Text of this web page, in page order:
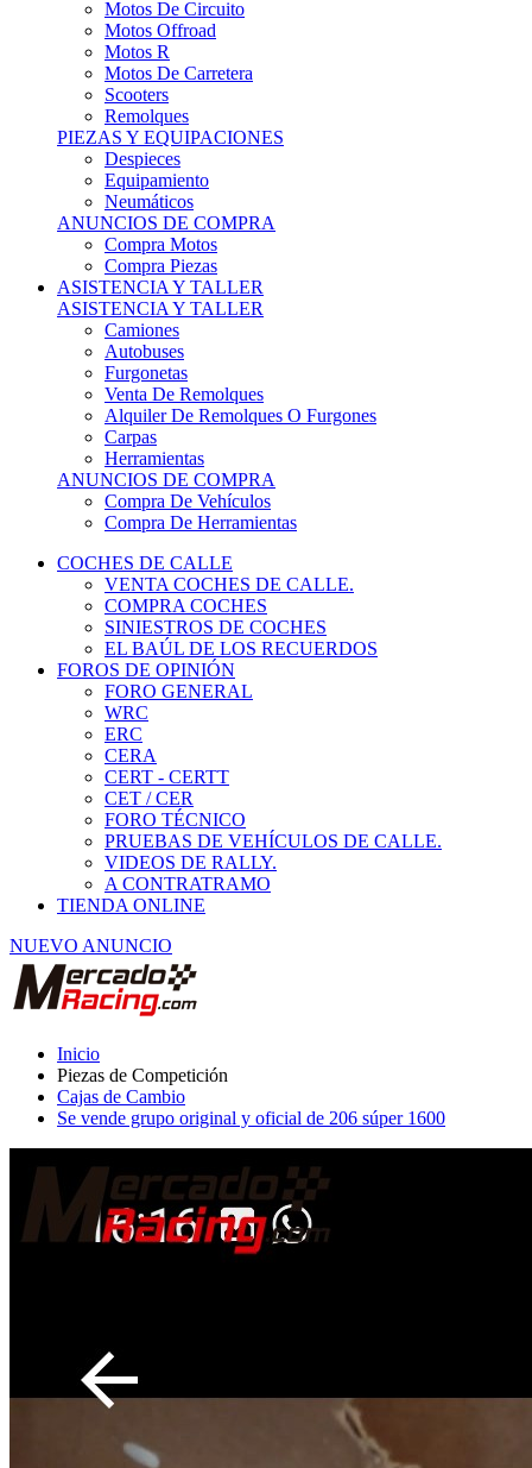
Motos R
Motos De Carretera
Scooters
Remolques
PIEZAS Y EQUIPACIONES
Despieces
Equipamiento
Neumáticos
ANUNCIOS DE COMPRA
Compra Motos
Compra Piezas
ASISTENCIA Y TALLER
ASISTENCIA Y TALLER
Camiones
Autobuses
Furgonetas
Venta De Remolques
Alquiler De Remolques O Furgones
Carpas
Herramientas
ANUNCIOS DE COMPRA
Compra De Vehículos
Compra De Herramientas
COCHES DE CALLE
VENTA COCHES DE CALLE.
COMPRA COCHES
SINIESTROS DE COCHES
EL BAÚL DE LOS RECUERDOS
FOROS DE OPINIÓN
FORO GENERAL
WRC
ERC
CERA
CERT - CERTT
CET / CER
FORO TÉCNICO
PRUEBAS DE VEHÍCULOS DE CALLE.
VIDEOS DE RALLY.
A CONTRATRAMO
TIENDA ONLINE
NUEVO ANUNCIO
Piezas de Competición
Cajas de Cambio
Se vende grupo original y oficial de 206 súper 1600